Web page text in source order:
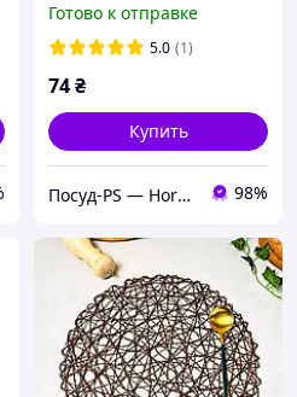
Готово к отправке
5.0 (1)
74₴
Купить
Посуд-PS — Horeca Посуда Подарки 98%